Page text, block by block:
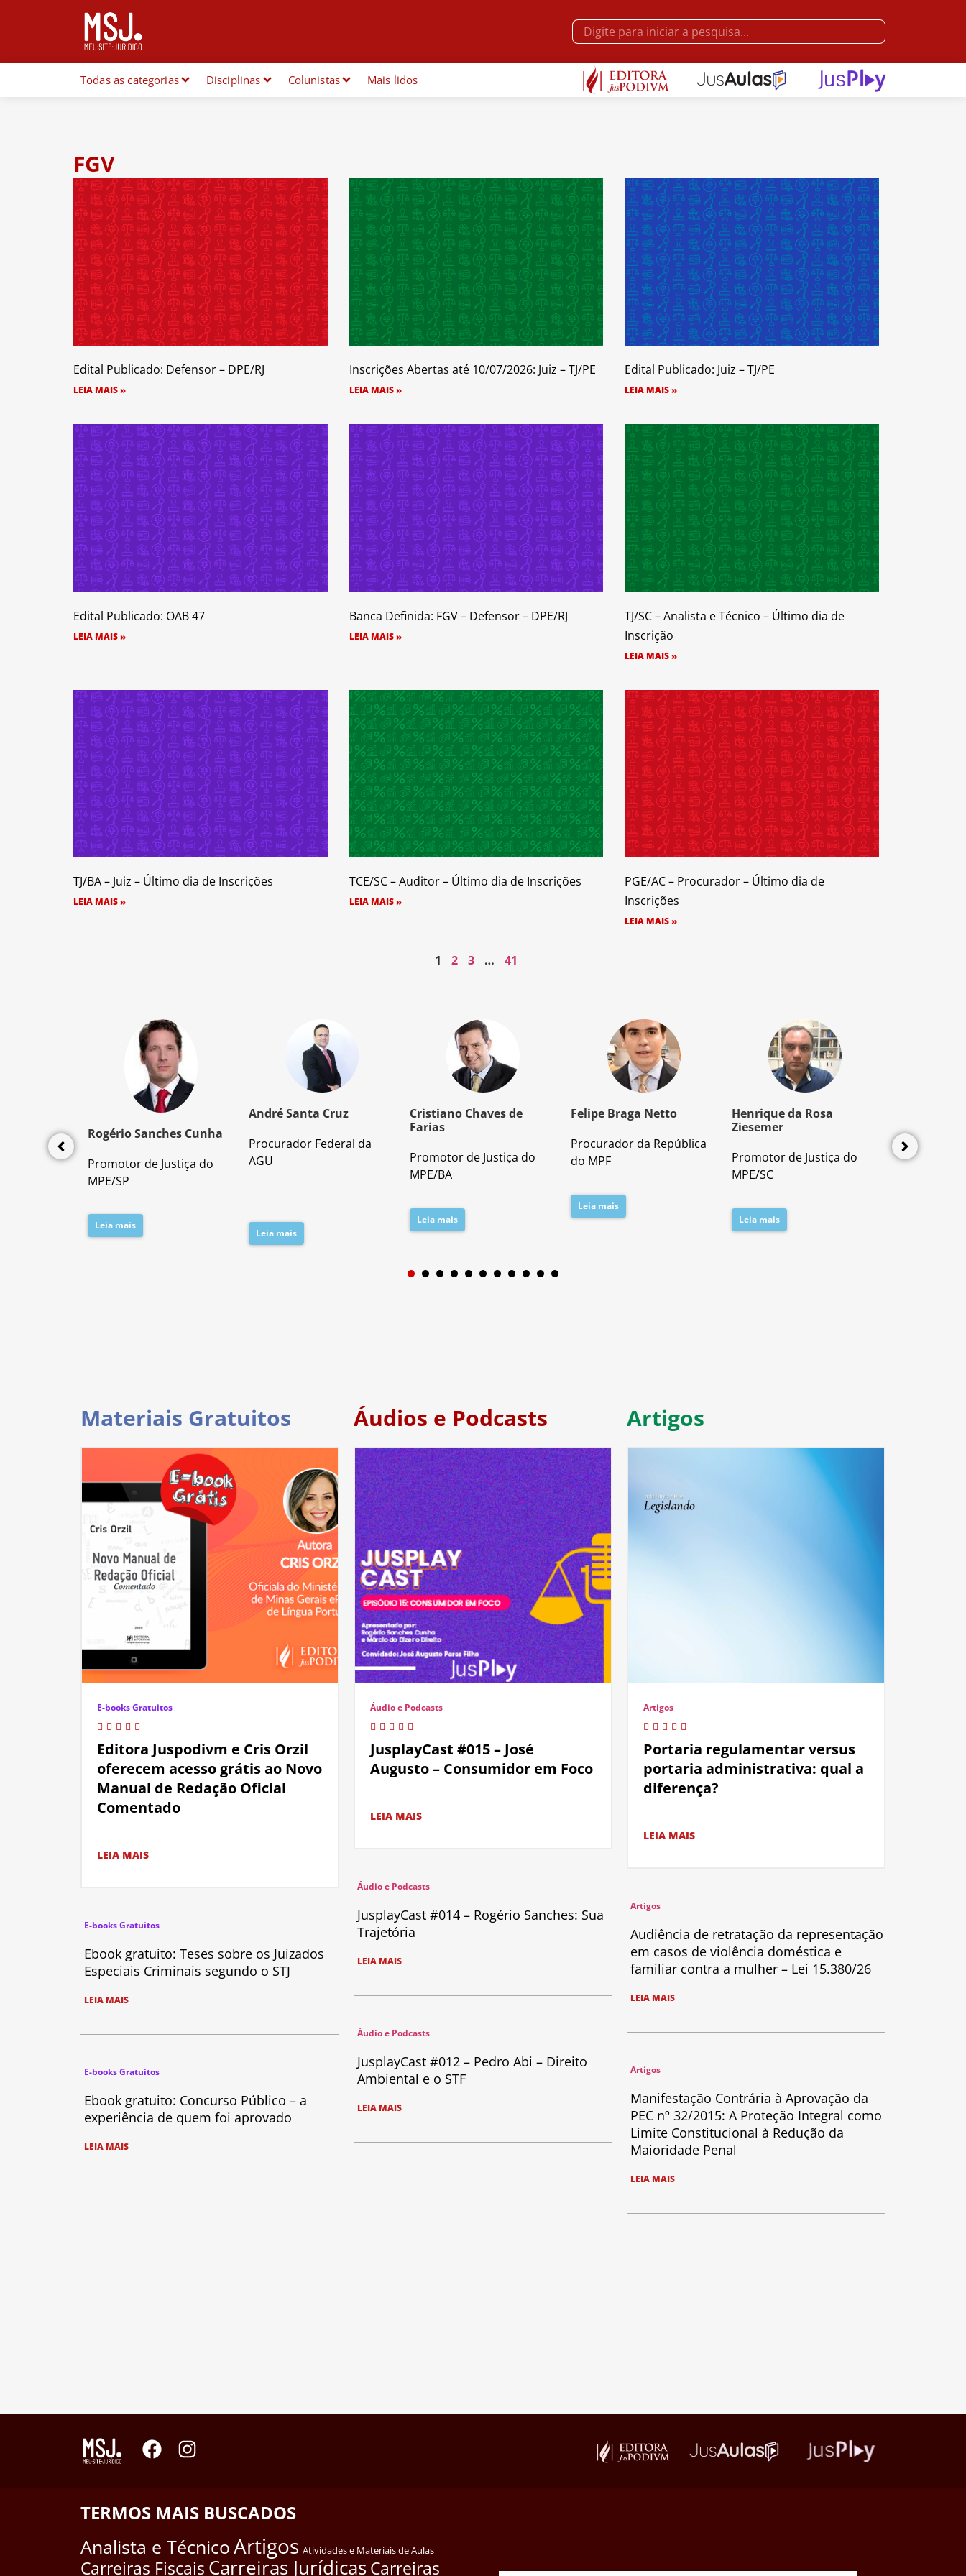
Todas as categorias Disciplinas Colunistas Mais lidos
FGV
Edital Publicado: Defensor – DPE/RJ
LEIA MAIS »
Inscrições Abertas até 10/07/2026: Juiz – TJ/PE
LEIA MAIS »
Edital Publicado: Juiz – TJ/PE
LEIA MAIS »
Edital Publicado: OAB 47
LEIA MAIS »
Banca Definida: FGV – Defensor – DPE/RJ
LEIA MAIS »
TJ/SC – Analista e Técnico – Último dia de
Inscrição
LEIA MAIS »
TJ/BA – Juiz – Último dia de Inscrições
LEIA MAIS »
TCE/SC – Auditor – Último dia de Inscrições
LEIA MAIS »
PGE/AC – Procurador – Último dia de
Inscrições
LEIA MAIS »
1 2 3 … 41
Civil
Rogério Sanches Cunha
Promotor de Justiça do
MPE/SP
Leia mais
André Santa Cruz
Procurador Federal da
AGU
Leia mais
Cristiano Chaves de
Farias
Promotor de Justiça do
MPE/BA
Leia mais
Felipe Braga Netto
Procurador da República
do MPF
Leia mais
Henrique da Rosa
Ziesemer
Promotor de Justiça do
MPE/SC
Leia mais
Advogado e
Direito
1 2
Materiais Gratuitos
E-books Gratuitos
Editora Juspodivm e Cris Orzil
oferecem acesso grátis ao Novo
Manual de Redação Oficial
Comentado
LEIA MAIS
E-books Gratuitos
Ebook gratuito: Teses sobre os Juizados
Especiais Criminais segundo o STJ
LEIA MAIS
E-books Gratuitos
Ebook gratuito: Concurso Público – a
experiência de quem foi aprovado
LEIA MAIS
Áudios e Podcasts
Áudio e Podcasts
JusplayCast #015 – José
Augusto – Consumidor em Foco
LEIA MAIS
Áudio e Podcasts
JusplayCast #014 – Rogério Sanches: Sua
Trajetória
LEIA MAIS
Áudio e Podcasts
JusplayCast #012 – Pedro Abi – Direito
Ambiental e o STF
LEIA MAIS
Artigos
Artigos
Portaria regulamentar versus
portaria administrativa: qual a
diferença?
LEIA MAIS
Artigos
Audiência de retratação da representação
em casos de violência doméstica e
familiar contra a mulher – Lei 15.380/26
LEIA MAIS
Artigos
Manifestação Contrária à Aprovação da
PEC nº 32/2015: A Proteção Integral como
Limite Constitucional à Redução da
Maioridade Penal
LEIA MAIS
TERMOS MAIS BUSCADOS
Analista e TécnicoArtigos Atividades e Materiais de Aulas
Carreiras Fiscais Carreiras JurídicasCarreiras